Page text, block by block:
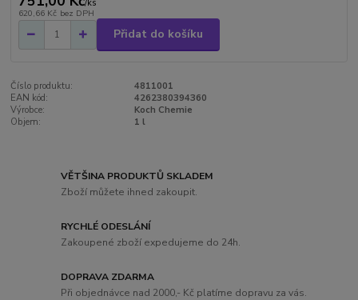
/ks
620,66 Kč bez DPH
Přidat do košíku
Číslo produktu:
4811001
EAN kód:
4262380394360
Výrobce:
Koch Chemie
Objem:
1 l
VĚTŠINA PRODUKTŮ SKLADEM
Zboží můžete ihned zakoupit.
RYCHLÉ ODESLÁNÍ
Zakoupené zboží expedujeme do 24h.
DOPRAVA ZDARMA
Při objednávce nad 2000,- Kč platíme dopravu za vás.